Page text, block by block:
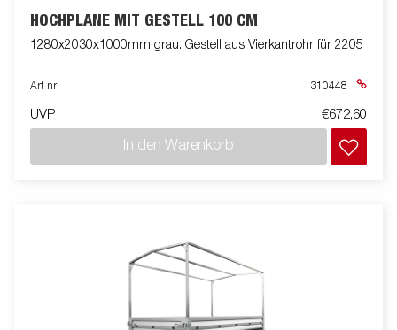
HOCHPLANE MIT GESTELL 100 CM
1280x2030x1000mm grau. Gestell aus Vierkantrohr für 2205
Art nr 310448
UVP €672,60
In den Warenkorb